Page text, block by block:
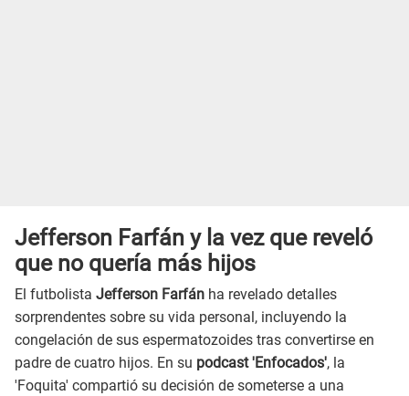
Jefferson Farfán y la vez que reveló
que no quería más hijos
El futbolista Jefferson Farfán ha revelado detalles
sorprendentes sobre su vida personal, incluyendo la
congelación de sus espermatozoides tras convertirse en
padre de cuatro hijos. En su podcast 'Enfocados', la
'Foquita' compartió su decisión de someterse a una